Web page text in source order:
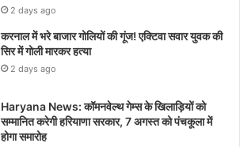
2 days ago
करनाल में भरे बाजार गोलियों की गूंज! एक्टिवा सवार युवक की
सिर में गोली मारकर हत्या
2 days ago
Haryana News: कॉमनवेल्थ गेम्स के खिलाड़ियों को
सम्मानित करेगी हरियाणा सरकार, 7 अगस्त को पंचकूला में
होगा समारोह